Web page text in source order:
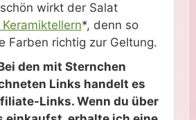
wirkt der Salat
*, denn so
Farben richtig zur Geltung.
den mit Sternchen
Links handelt es
Links. Wenn du über